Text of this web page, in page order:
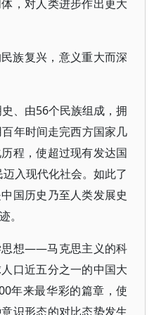
，对人类进步作出更大
族复兴，意义重大而深
、由56个民族组成，拥
年时间走完西方国家几
程，使超过现有发达国
入现代化社会。如此了
国历史乃至人类发展史
。
思想——马克思主义的科
口近五分之一的中国大
年来最华彩的篇章，使
识形态的对比态势发生